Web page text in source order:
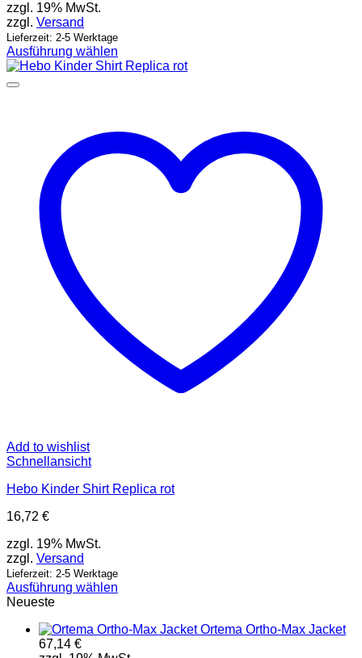
zzgl. 19% MwSt.
zzgl. Versand
Lieferzeit: 2-5 Werktage
Ausführung wählen
Dieses
Produkt
Optionen
können
Produktseite
gewählt
werden
Add to wishlist
Schnellansicht
Hebo Kinder Shirt Replica rot
16,72 €
zzgl. 19% MwSt.
zzgl. Versand
Lieferzeit: 2-5 Werktage
Ausführung wählen
Dieses
weist
mehrere
Neueste
Ortema Ortho-Max Jacket
67,14 €